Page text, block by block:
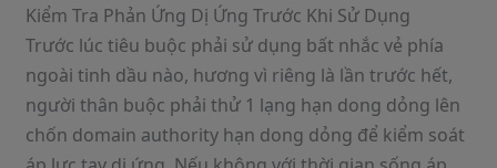
Kiểm Tra Phản Ứng Dị Ứng Trước Khi Sử Dụng
Trước lúc tiêu buộc phải sử dụng bất nhắc vẻ phía
ngoài tinh dầu nào, hương vì riêng là lần trước hết,
người thân buộc phải thử 1 lạng hạn dong dỏng lên
chốn domain authority hạn dong dỏng để kiểm soát